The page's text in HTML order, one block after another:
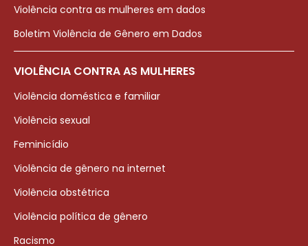
Violência contra as mulheres em dados
Boletim Violência de Gênero em Dados
VIOLÊNCIA CONTRA AS MULHERES
Violência doméstica e familiar
Violência sexual
Feminicídio
Violência de gênero na internet
Violência obstétrica
Violência política de gênero
Racismo